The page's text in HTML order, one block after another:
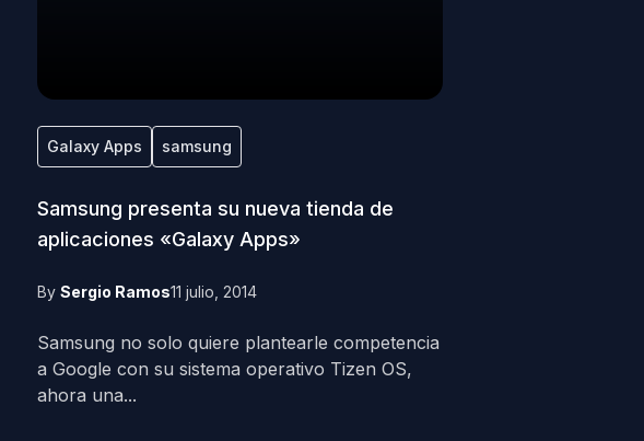
Galaxy Apps samsung
Samsung presenta su nueva tienda de
aplicaciones «Galaxy Apps»
By Sergio Ramos11 julio, 2014
Samsung no solo quiere plantearle competencia
a Google con su sistema operativo Tizen OS,
ahora una...